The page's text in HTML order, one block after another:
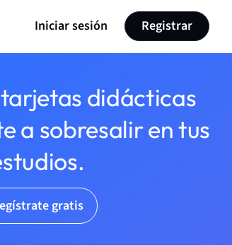
Iniciar sesión Registrar
didácticas
a sobresalir en tus
gratis